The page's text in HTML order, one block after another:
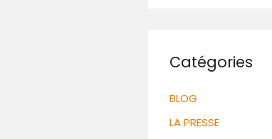
Catégories
BLOG
LA PRESSE